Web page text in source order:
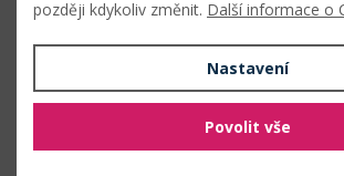
5 pár (5 Kč s DPH / pár) - Vyprodáno
Hlídat
Není skladem
později kdykoliv změnit. Další informace o
Nastavení
Povolit vše